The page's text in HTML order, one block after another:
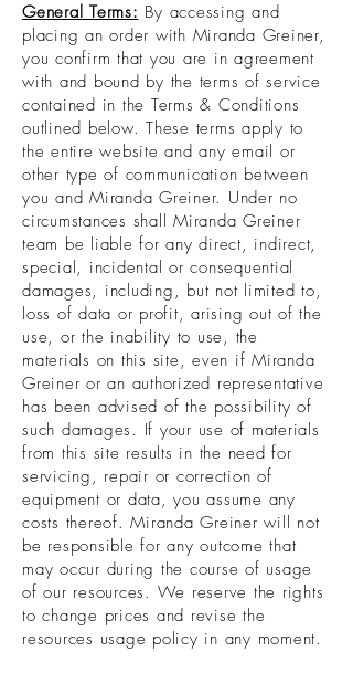
General Terms: By accessing and
placing an order with Miranda Greiner,
you confirm that you are in agreement
with and bound by the terms of service
contained in the Terms & Conditions
outlined below. These terms apply to
the entire website and any email or
other type of communication between
you and Miranda Greiner. Under no
circumstances shall Miranda Greiner
team be liable for any direct, indirect,
special, incidental or consequential
damages, including, but not limited to,
loss of data or profit, arising out of the
use, or the inability to use, the
materials on this site, even if Miranda
Greiner or an authorized representative
has been advised of the possibility of
such damages. If your use of materials
from this site results in the need for
servicing, repair or correction of
equipment or data, you assume any
costs thereof. Miranda Greiner will not
be responsible for any outcome that
may occur during the course of usage
of our resources. We reserve the rights
to change prices and revise the
resources usage policy in any moment.